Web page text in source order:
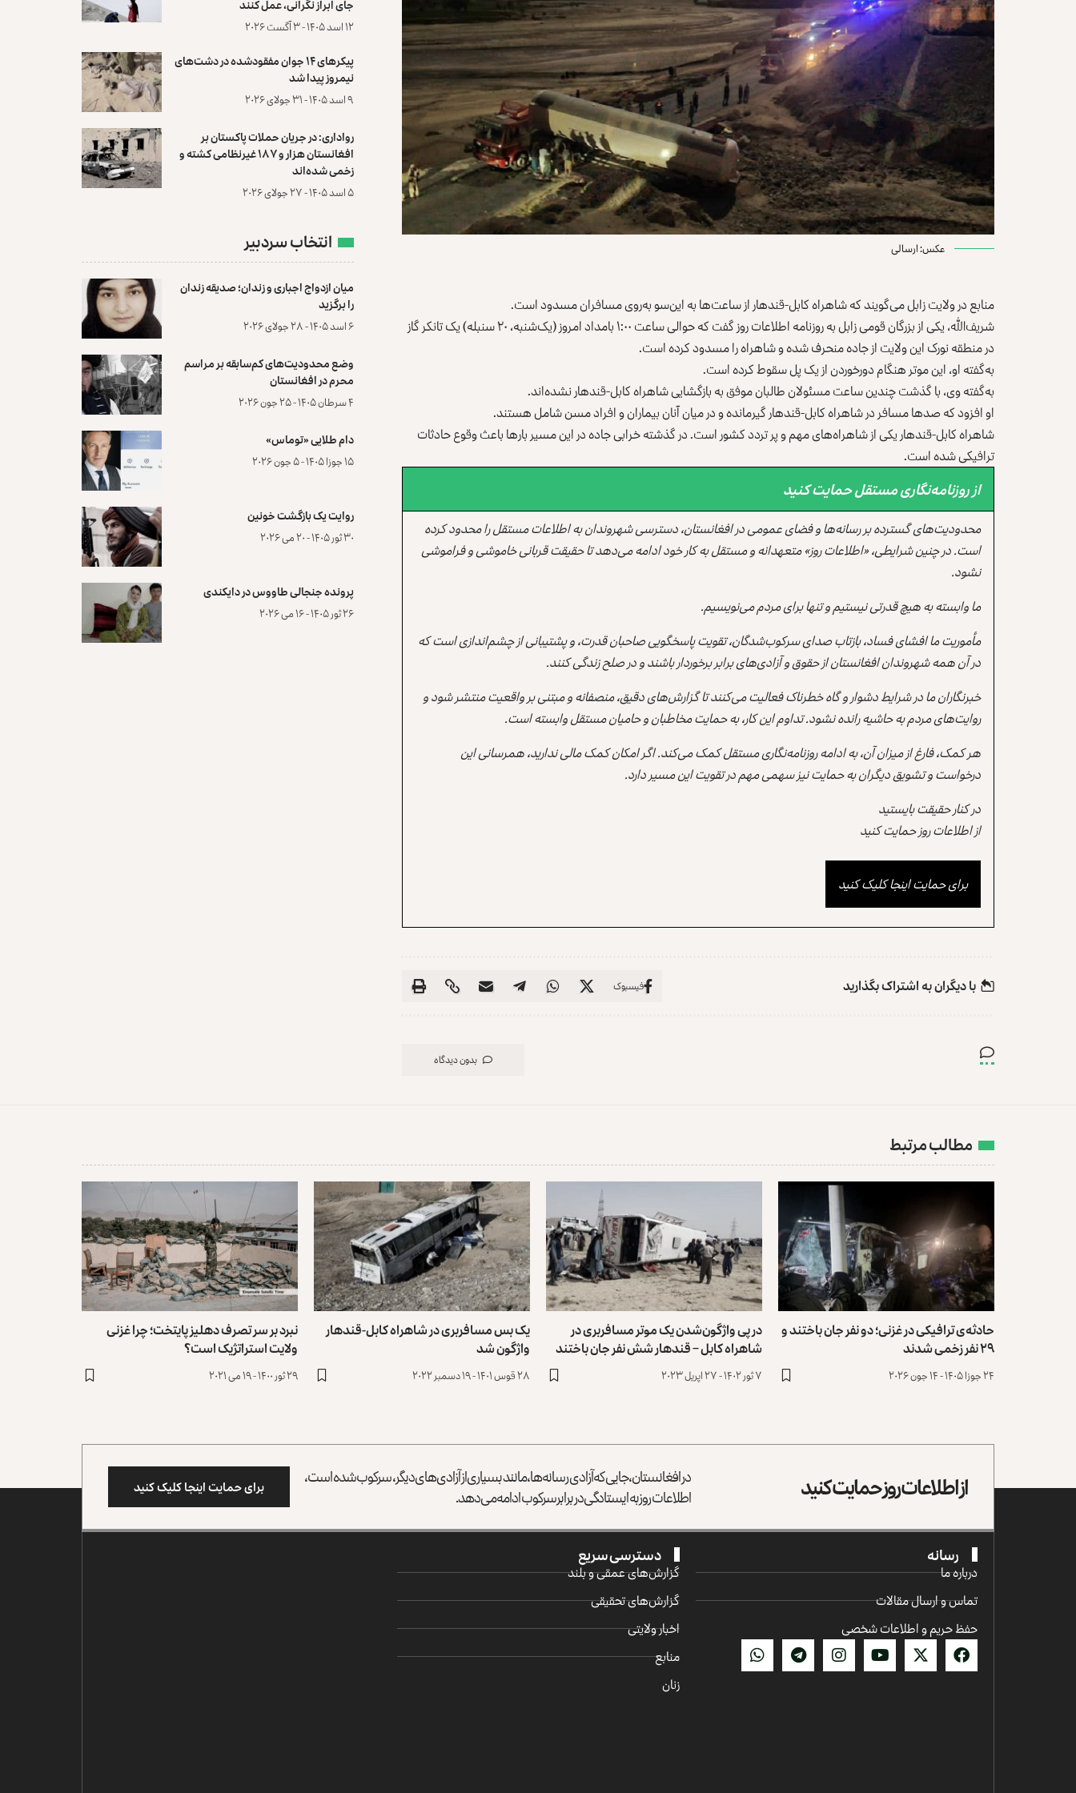
عکس: ارسالی
منابع در ولایت زابل می‌گویند که شاهراه کابل-قندهار از ساعت‌ها به اين‌سو به‌روی مسافران مسدود است.
شریف‌الله، یکی از بزرگان قومی زابل به روزنامه اطلاعات روز گفت که حوالی ساعت ۱:۰۰ بامداد امروز (یک‌شنبه، ۲۰ سنبله) یک تانکر گاز
در منطقه نورک این ولایت از جاده منحرف شده و شاهراه را مسدود کرده است.
به‌گفته‌ او، این موتر هنگام دورخوردن از یک پل سقوط کرده است.
به‌گفته وی، با گذشت چندین ساعت مسئولان طالبان موفق به بازگشایی شاهراه کابل-قندهار نشده‌اند.
او افزود که صدها مسافر در شاهراه کابل‌-قندهار گیرمانده و در میان آنان بیماران و افراد مسن شامل هستند.
شاهراه کابل‌-قندهار یکی از شاهراه‌های مهم و پر تردد کشور است. در گذشته خرابی جاده در این مسیر بارها باعث وقوع حادثات
ترافیکی شده است.
از روزنامه‌نگاری مستقل حمایت کنید
محدودیت‌های گسترده بر رسانه‌ها و فضای عمومی در افغانستان، دسترسی شهروندان به اطلاعات مستقل را محدود کرده
است. در چنین شرایطی، «اطلاعات روز» متعهدانه و مستقل به کار خود ادامه می‌دهد تا حقیقت قربانی خاموشی و فراموشی
نشود.
ما وابسته به هیچ قدرتی نیستیم و تنها برای مردم می‌نویسیم.
مأموریت ما افشای فساد، بازتاب صدای سرکوب‌شدگان، تقویت پاسخگویی صاحبان قدرت، و پشتیبانی از چشم‌اندازی است که
در آن همه شهروندان افغانستان از حقوق و آزادی‌های برابر برخوردار باشند و در صلح زندگی کنند.
خبرنگاران ما در شرایط دشوار و گاه خطرناک فعالیت می‌کنند تا گزارش‌های دقیق، منصفانه و مبتنی بر واقعیت منتشر شود و
روایت‌های مردم به حاشیه رانده نشود. تداوم این کار، به حمایت مخاطبان و حامیان مستقل وابسته است.
هر کمک، فارغ از میزان آن، به ادامه روزنامه‌نگاری مستقل کمک می‌کند. اگر امکان کمک مالی ندارید، همرسانی این
درخواست و تشویق دیگران به حمایت نیز سهمی مهم در تقویت این مسیر دارد.
در کنار حقیقت بایستید
از اطلاعات روز حمایت کنید
برای حمایت اینجا کلیک کنید
با دیگران به‌‌ اشتراک بگذارید فیسبوک
بدون دیدگاه
جای ابراز نگرانی، عمل کنند
۱۲ اسد ۱۴۰۵ - ۳ آگست ۲۰۲۶
پیکرهای ۱۴ جوان مفقودشده در دشت‌های
نیمروز پیدا شد
۹ اسد ۱۴۰۵ - ۳۱ جولای ۲۰۲۶
رواداری: در جریان حملات پاکستان بر
افغانستان هزار و ۱۸۷ غیرنظامی کشته و
زخمی شده‌اند
۵ اسد ۱۴۰۵ - ۲۷ جولای ۲۰۲۶
انتخاب سردبیر
میان ازدواج اجباری و زندان؛ صدیقه زندان
را برگزید
۶ اسد ۱۴۰۵ - ۲۸ جولای ۲۰۲۶
وضع محدودیت‌های کم‌سابقه بر مراسم
محرم در افغانستان
۴ سرطان ۱۴۰۵ - ۲۵ جون ۲۰۲۶
دام طلایی «توماس»
۱۵ جوزا ۱۴۰۵ - ۵ جون ۲۰۲۶
روایت یک بازگشت خونین
۳۰ ثور ۱۴۰۵ - ۲۰ می ۲۰۲۶
پرونده‌ جنجالی طاووس در دایکندی
۲۶ ثور ۱۴۰۵ - ۱۶ می ۲۰۲۶
مطالب مرتبط
حادثه‌ی ترافیکی در غزنی؛ دو نفر جان باختند و
۲۹ نفر زخمی شدند
۲۴ جوزا ۱۴۰۵ - ۱۴ جون ۲۰۲۶
در پی واژگون‌شدن یک موتر مسافربری در
شاهراه کابل – قندهار شش نفر جان باختند
۷ ثور ۱۴۰۲ - ۲۷ اپریل ۲۰۲۳
یک بس مسافربری در شاهراه کابل-قندهار
واژگون شد
۲۸ قوس ۱۴۰۱ - ۱۹ دسمبر ۲۰۲۲
نبرد بر سر تصرف دهلیز پایتخت؛ چرا غزنی
ولایت استراتژیک است؟
۲۹ ثور ۱۴۰۰ - ۱۹ می ۲۰۲۱
از اطلاعات روز حمایت کنید در افغانستان، جایی که آزادی رسانه‌ها، مانند بسیاری از آزادی‌های دیگر، سرکوب شده است،
اطلاعات روز به ایستادگی در برابر سرکوب ادامه می‌دهد. برای حمایت اینجا کلیک کنید
رسانه
درباره ما
تماس و ارسال مقالات
حفظ حریم و اطلاعات شخصی
دسترسی سریع
گزارش‌‌های عمقی و بلند
گزارش‌های تحقیقی
اخبار ولایتی
منابع
زنان